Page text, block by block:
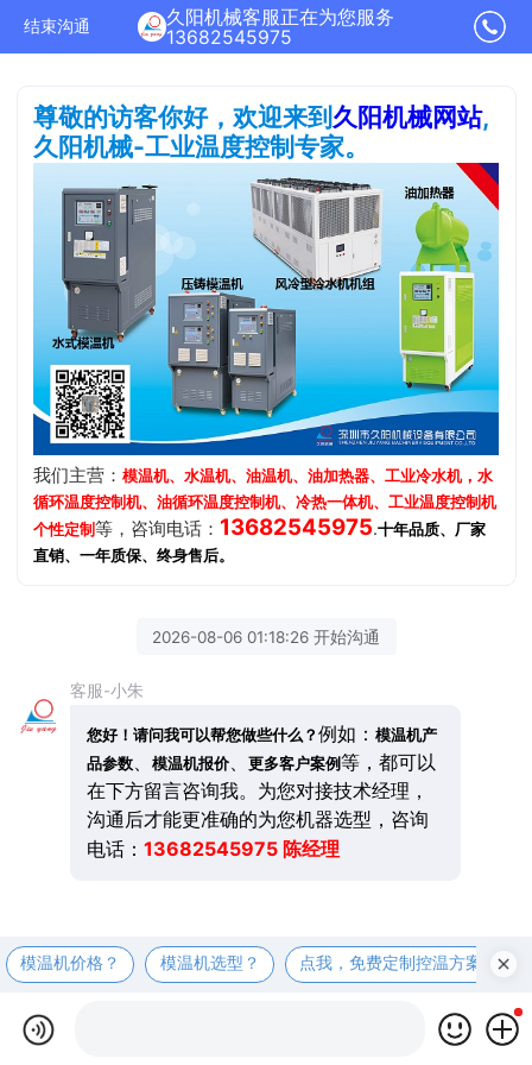
结束沟通
久阳机械客服正在为您服务
13682545975
尊敬的访客你好，欢迎来到久阳机械网站,
久阳机械-工业温度控制专家。
我们主营：模温机、水温机、油温机、油加热器、工业冷水机，水
循环温度控制机、油循环温度控制机、冷热一体机、工业温度控制机
个性定制等，咨询电话： 13682545975.十年品质、厂家
直销、一年质保、终身售后。
2026-08-06 01:18:26 开始沟通
客服-小朱
您好！请问我可以帮您做些什么？例如： 模温机产
品参数、 模温机报价、 更多客户案例等，都可以
在下方留言咨询我。为您对接技术经理，
沟通后才能更准确的为您机器选型，咨询
电话： 13682545975 陈经理
模温机价格？ 模温机选型？ 点我，免费定制控温方案